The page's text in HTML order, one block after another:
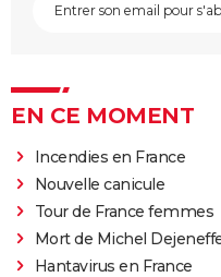
EN CE MOMENT
Incendies en France
Nouvelle canicule
Tour de France femmes
Mort de Michel
Hantavirus en France